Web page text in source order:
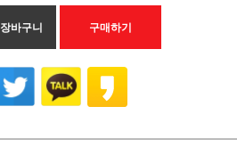
장바구니 구매하기